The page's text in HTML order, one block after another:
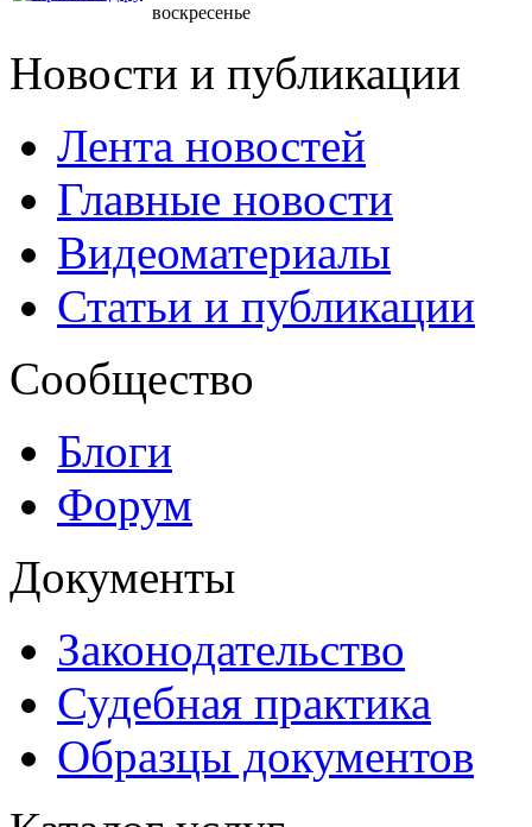
воскресенье
Новости и публикации
Лента новостей
Главные новости
Видеоматериалы
Статьи и публикации
Сообщество
Блоги
Форум
Документы
Законодательство
Судебная практика
Образцы документов